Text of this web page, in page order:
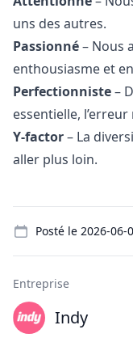
uns des autres.
Passionné– Nous
enthousiasme et
Perfectionniste–
essentielle, l’erreur
Y-factor– La
aller plus loin.
Posté le 2026-06-
Entreprise
Indy